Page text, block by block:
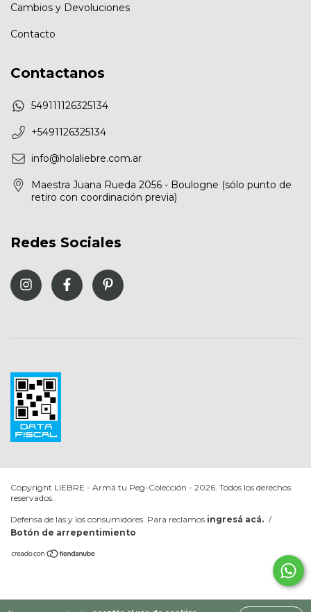
Cambios y Devoluciones
Contacto
Contactanos
549111126325134
+5491126325134
info@holaliebre.com.ar
Maestra Juana Rueda 2056 - Boulogne (sólo punto de
retiro con coordinación previa)
Redes Sociales
Copyright LIEBRE - Armá tu Peg-Colección - 2026. Todos los derechos
reservados.
Defensa de las y los consumidores. Para reclamos ingresá acá. /
Botón de arrepentimiento